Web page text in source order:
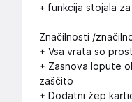
+ funkcija stojala
Značilnosti /
+ Vsa vrata so
+ Zasnova lopute
zaščito
+ Dodatni žep